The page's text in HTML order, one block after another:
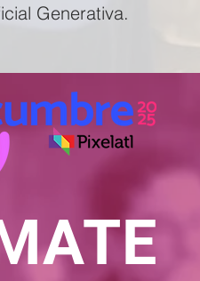
Generativa.